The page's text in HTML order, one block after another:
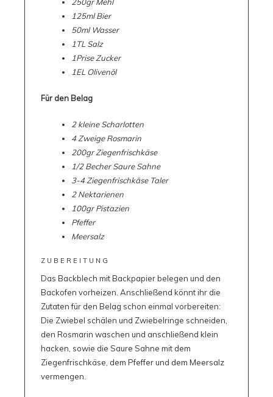
250gr Mehl
125ml Bier
50ml Wasser
1TL Salz
1Prise Zucker
1EL Olivenöl
Für den Belag
2 kleine Scharlotten
4 Zweige Rosmarin
200gr Ziegenfrischkäse
1/2 Becher Saure Sahne
3-4 Ziegenfrischkäse Taler
2 Nektarienen
100gr Pistazien
Pfeffer
Meersalz
ZUBEREITUNG
Das Backblech mit Backpapier belegen und den
Backofen vorheizen. Anschließend könnt ihr die
Zutaten für den Belag schon einmal vorbereiten:
Die Zwiebel schälen und Zwiebelringe schneiden,
den Rosmarin waschen und anschließend klein
hacken, sowie die Saure Sahne mit dem
Ziegenfrischkäse, dem Pfeffer und dem Meersalz
vermengen.